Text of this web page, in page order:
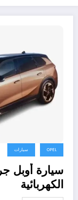
OPEL سيارات
الكهربائية